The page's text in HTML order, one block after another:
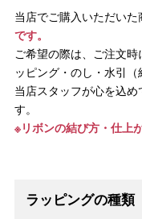
当店でご購入いただいた
です。
ご希望の際は、ご注文
ッピング・のし・水引（
当店スタッフが心を込
す。
※リボンの結び方・仕上
ラッピングの種類